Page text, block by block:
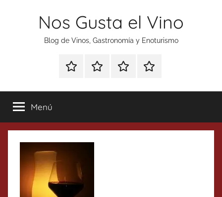
Nos Gusta el Vino
Blog de Vinos, Gastronomía y Enoturismo
Especial
Tonics
Enoturismo
Gastronomía
RankingContacto
Menú